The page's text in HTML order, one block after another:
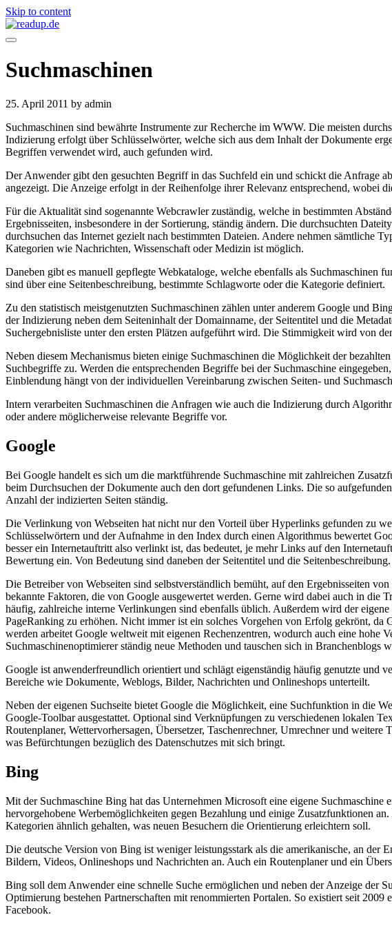
Skip to content
Suchmaschinen
25. April 2011 by admin
Suchmaschinen sind bewährte Instrumente zur Recherche im WWW. Die meisten
Indizierung erfolgt über Schlüsselwörter, welche sich aus dem Inhalt der Dokumente
Begriffen verwendet wird, auch gefunden wird.
Der Anwender gibt den gesuchten Begriff in das Suchfeld ein und schickt die Anfrage
angezeigt. Die Anzeige erfolgt in der Reihenfolge ihrer Relevanz entsprechend, wobei
Für die Aktualität sind sogenannte Webcrawler zuständig, welche in bestimmten
Ergebnisseiten, insbesondere in der Sortierung, ständig ändern. Die durchsuchten
durchsuchen das Internet gezielt nach bestimmten Dateien. Andere nehmen sämtliche
Kategorien wie Nachrichten, Wissenschaft oder Medizin ist möglich.
Daneben gibt es manuell gepflegte Webkataloge, welche ebenfalls als Suchmaschinen
sind über eine Seitenbeschreibung, bestimmte Schlagworte oder die Kategorie definiert.
Zu den statistisch meistgenutzten Suchmaschinen zählen unter anderem Google und
der Indizierung neben dem Seiteninhalt der Domainname, der Seitentitel und die
Suchergebnisliste unter den ersten Plätzen aufgeführt wird. Die Stimmigkeit wird von
Neben diesem Mechanismus bieten einige Suchmaschinen die Möglichkeit der
Suchbegriffe zu. Werden die entsprechenden Begriffe bei der Suchmaschine
Einblendung hängt von der individuellen Vereinbarung zwischen Seiten- und
Intern verarbeiten Suchmaschinen die Anfragen wie auch die Indizierung durch
oder andere möglicherweise relevante Begriffe vor.
Google
Bei Google handelt es sich um die marktführende Suchmaschine mit zahlreichen
beim Durchsuchen der Dokumente auch den dort gefundenen Links. Die so
Anzahl der indizierten Seiten ständig.
Die Verlinkung von Webseiten hat nicht nur den Vorteil über Hyperlinks gefunden zu
Schlüsselwörtern und der Aufnahme in den Index durch einen Algorithmus bewertet
besser ein Internetauftritt also verlinkt ist, das bedeutet, je mehr Links auf den
Bewertung ein. Von Bedeutung sind daneben der Seitentitel und die Seitenbeschreibung.
Die Betreiber von Webseiten sind selbstverständlich bemüht, auf den Ergebnisseiten
bekannte Faktoren, die von Google ausgewertet werden. Gerne wird dabei auch in
häufig, zahlreiche interne Verlinkungen sind ebenfalls üblich. Außerdem wird der
PageRanking zu erhöhen. Nicht immer ist ein solches Vorgehen von Erfolg gekrönt,
werden arbeitet Google weltweit mit eigenen Rechenzentren, wodurch auch eine hohe
Suchmaschinenoptimierer ständig neue Methoden und tauschen sich in Branchenblogs
Google ist anwenderfreundlich orientiert und schlägt eigenständig häufig genutzte und
Bereiche wie Dokumente, Weblogs, Bilder, Nachrichten und Onlineshops unterteilt.
Neben der eigenen Suchseite bietet Google die Möglichkeit, eine Suchfunktion in die
Google-Toolbar ausgestattet. Optional sind Verknüpfungen zu verschiedenen lokalen
Routenplaner, Wettervorhersagen, Übersetzer, Taschenrechner, Umrechner und
was Befürchtungen bezüglich des Datenschutzes mit sich bringt.
Bing
Mit der Suchmaschine Bing hat das Unternehmen Microsoft eine eigene
hervorgehobene Werbemöglichkeiten gegen Bezahlung und einige Zusatzfunktionen
Kategorien ähnlich gehalten, was neuen Besuchern die Orientierung erleichtern soll.
Die deutsche Version von Bing ist weniger leistungsstark als die amerikanische, an der
Bildern, Videos, Onlineshops und Nachrichten an. Auch ein Routenplaner und ein
Bing soll dem Anwender eine schnelle Suche ermöglichen und neben der Anzeige der
Optimierung bestehen Partnerschaften mit renommierten Portalen. So existiert seit
Facebook.